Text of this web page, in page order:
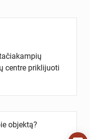
centre priklijuoti
objektą?